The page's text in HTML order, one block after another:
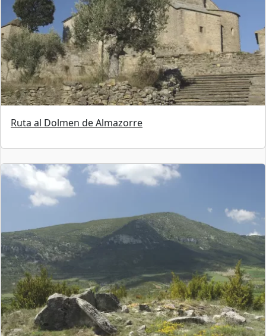
Ruta al Dolmen de Almazorre